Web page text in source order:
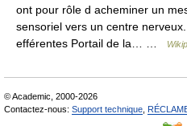
ont pour rôle d acheminer un
sensoriel vers un centre
efférentes Portail de la… …
© Academic, 2000-2026
Contactez-nous: Support technique